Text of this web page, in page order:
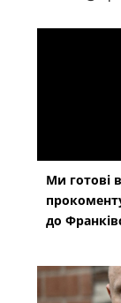
Ми готові
до